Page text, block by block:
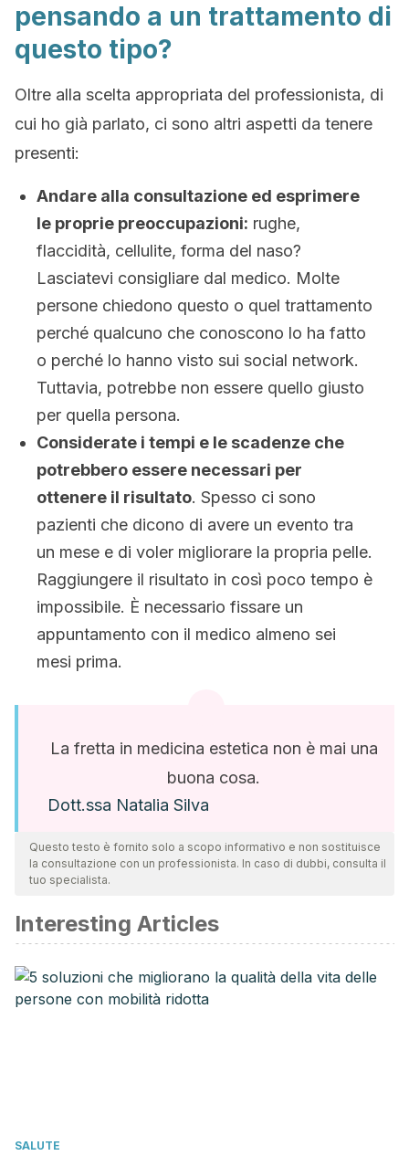
pensando a un trattamento di
questo tipo?
Oltre alla scelta appropriata del professionista, di
cui ho già parlato, ci sono altri aspetti da tenere
presenti:
Andare alla consultazione ed esprimere
le proprie preoccupazioni: rughe,
flaccidità, cellulite, forma del naso?
Lasciatevi consigliare dal medico. Molte
persone chiedono questo o quel trattamento
perché qualcuno che conoscono lo ha fatto
o perché lo hanno visto sui social network.
Tuttavia, potrebbe non essere quello giusto
per quella persona.
Considerate i tempi e le scadenze che
potrebbero essere necessari per
ottenere il risultato. Spesso ci sono
pazienti che dicono di avere un evento tra
un mese e di voler migliorare la propria pelle.
Raggiungere il risultato in così poco tempo è
impossibile. È necessario fissare un
appuntamento con il medico almeno sei
mesi prima.
La fretta in medicina estetica non è mai una
buona cosa.
Dott.ssa Natalia Silva
Questo testo è fornito solo a scopo informativo e non sostituisce
la consultazione con un professionista. In caso di dubbi, consulta il
tuo specialista.
Interesting Articles
SALUTE